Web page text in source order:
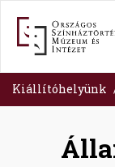
tartalomra
Kiállítóhelyünk